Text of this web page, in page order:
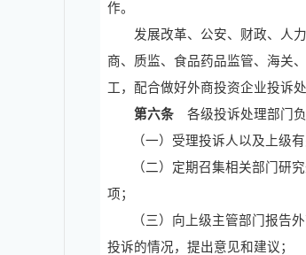
作。
发展改革、公安、财政、人力
商、质监、食品药品监管、海关
工，配合做好外商投资企业投诉处
第六条各级投诉处理部门负
（一）受理投诉人以及上级
（二）定期召集相关部门研
项；
（三）向上级主管部门报告
投诉的情况，提出意见和建议；